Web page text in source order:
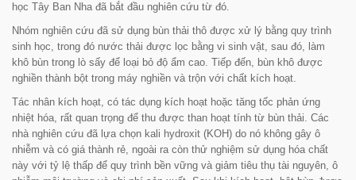
học Tây Ban Nha đã bắt đầu nghiên cứu từ đó.
Nhóm nghiên cứu đã sử dụng bùn thải thô được xử lý bằng quy trình
sinh học, trong đó nước thải được lọc bằng vi sinh vật, sau đó, làm
khô bùn trong lò sấy để loại bỏ độ ẩm cao. Tiếp đến, bùn khô được
nghiền thành bột trong máy nghiền và trộn với chất kích hoạt.
Tác nhân kích hoạt, có tác dụng kích hoạt hoặc tăng tốc phản ứng
nhiệt hóa, rất quan trọng để thu được than hoạt tính từ bùn thải. Các
nhà nghiên cứu đã lựa chọn kali hydroxit (KOH) do nó không gây ô
nhiễm và có giá thành rẻ, ngoài ra còn thử nghiệm sử dụng hóa chất
này với tỷ lệ thấp để quy trình bền vững và giảm tiêu thụ tài nguyên, ô